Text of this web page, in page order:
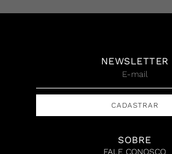
NEWSLETTER
CADASTRAR
SOBRE
FALE CONOSCO